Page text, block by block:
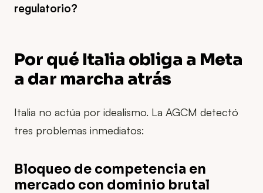
regulatorio?
Por qué Italia obliga a Meta
a dar marcha atrás
Italia no actúa por idealismo. La AGCM detectó
tres problemas inmediatos:
Bloqueo de competencia en
mercado con dominio brutal